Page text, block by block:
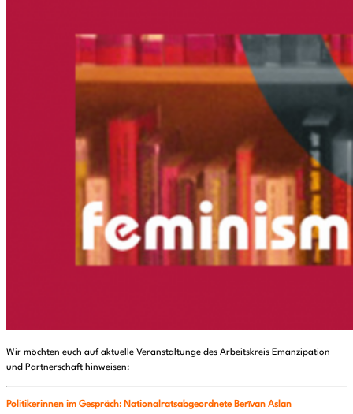
Wir möchten euch auf aktuelle Veranstaltunge des Arbeitskreis Emanzipation
und Partnerschaft hinweisen:
Politikerinnen im Gespräch: Nationalratsabgeordnete Berîvan Aslan